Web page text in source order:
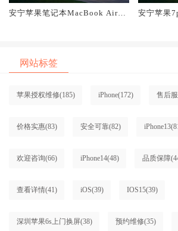
安宁苹果笔记本MacBook Air换
安宁苹果
网站标签
苹果授权维修(185) iPhone(172) 售后
价格实惠(83) 安全可靠(82) iPhone13
欢迎咨询(66) iPhone14(48) 品质保障
查看详情(41) iOS(39) IOS15(39)
深圳苹果6s上门换屏(38) 预约维修(35)